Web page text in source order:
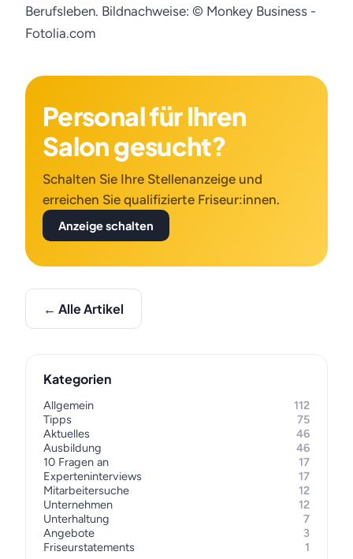
Berufsleben. Bildnachweise: © Monkey Business -
Fotolia.com
Personal für Ihren
Salon gesucht?
Schalten Sie Ihre Stellenanzeige und
erreichen Sie qualifizierte Friseur:innen.
Anzeige schalten
← Alle Artikel
Kategorien
Allgemein
112
Tipps
75
Aktuelles
46
Ausbildung
46
10 Fragen an
17
Experteninterviews
17
Mitarbeitersuche
12
Unternehmen
12
Unterhaltung
7
Angebote
3
Friseurstatements
1